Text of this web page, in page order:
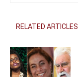
RELATED ARTICLES